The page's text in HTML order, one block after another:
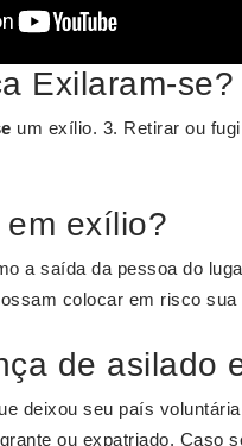
Exilaram-se?
um exílio. 3. Retirar ou
exílio?
a saída da pessoa do
colocar em risco sua
de asilado
deixou seu país
ou expatriado. Caso